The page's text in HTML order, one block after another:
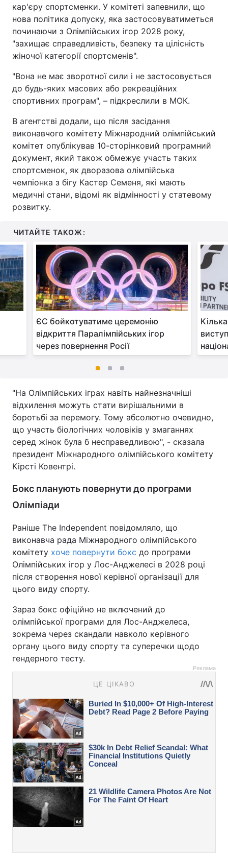
кар'єру спортсменки. У комітеті запевнили, що
нова політика допуску, яка застосовуватиметься
починаючи з Олімпійських ігор 2028 року,
"захищає справедливість, безпеку та цілісність
жіночої категорії спортсменів".
"Вона не має зворотної сили і не застосовується
до будь-яких масових або рекреаційних
спортивних програм", – підкреслили в МОК.
В агентстві додали, що після засідання
виконавчого комітету Міжнародний олімпійський
комітет опублікував 10-сторінковий програмний
документ, який також обмежує участь таких
спортсменок, як дворазова олімпійська
чемпіонка з бігу Кастер Семеня, які мають
медичні стани, відомі як відмінності у статевому
розвитку.
ЧИТАЙТЕ ТАКОЖ:
ЄС бойкотуватиме церемонію
відкриття Паралімпійських ігор
через повернення Росії
"На Олімпійських іграх навіть найнезначніші
відхилення можуть стати вирішальними в
боротьбі за перемогу. Тому абсолютно очевидно,
що участь біологічних чоловіків у змаганнях
серед жінок була б несправедливою", - сказала
президент Міжнародного олімпійського комітету
Кірсті Ковентрі.
Бокс планують повернути до програми
Олімпіади
Раніше The Independent повідомляло, що
виконавча рада Міжнародного олімпійського
комітету хоче повернути бокс до програми
Олімпійських ігор у Лос-Анджелесі в 2028 році
після створення нової керівної організації для
цього виду спорту.
Зараз бокс офіційно не включений до
олімпійської програми для Лос-Анджелеса,
зокрема через скандали навколо керівного
органу цього виду спорту та суперечки щодо
гендерного тесту.
Реклама